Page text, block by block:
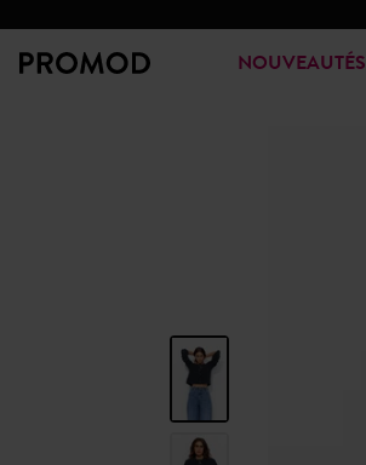
NOUVEAUTÉS